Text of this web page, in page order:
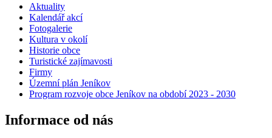
Aktuality
Kalendář akcí
Fotogalerie
Kultura v okolí
Historie obce
Turistické zajímavosti
Firmy
Územní plán Jeníkov
Program rozvoje obce Jeníkov na období 2023 - 2030
Informace od nás